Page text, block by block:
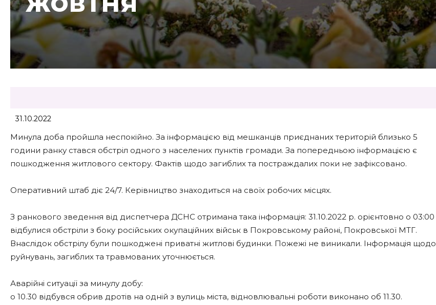
31.10.2022
Минула доба пройшла неспокійно. За інформацією від мешканців приєднаних територій близько 5
години ранку стався обстріл одного з населених пунктів громади. За попередньою інформацією є
пошкодження житлового сектору. Фактів щодо загиблих та постраждалих поки не зафіксовано.
Оперативний штаб діє 24/7. Керівництво знаходиться на своїх робочих місцях.
З ранкового зведення від диспетчера ДСНС отримана така інформація: 31.10.2022 р. орієнтовно о 03:00
відбулися обстріли з боку російських окупаційних військ в Покровському районі, Покровської МТГ.
Внаслідок обстрілу були пошкоджені приватні житлові будинки. Пожежі не виникали. Інформація щодо
руйнувань, загиблих та травмованих уточнюється.
Аварійні ситуації за минулу добу:
о 10.30 відбувся обрив дротів на одній з вулиць міста, відновлювальні роботи виконано об 11.30.